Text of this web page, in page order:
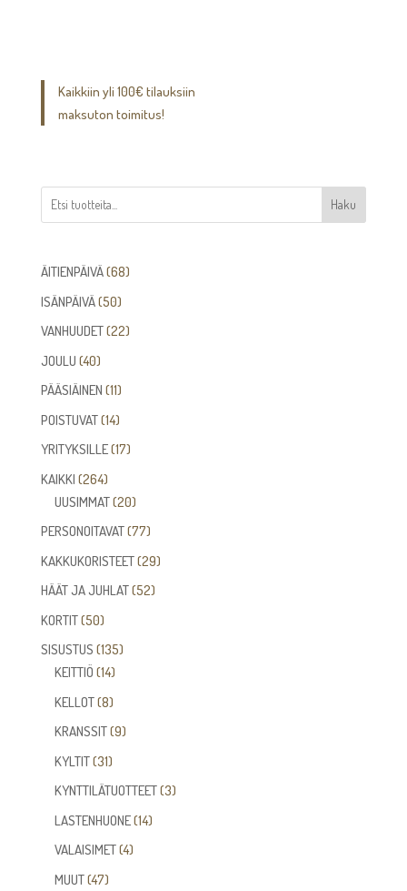
Kaikkiin yli 100€ tilauksiin
maksuton toimitus!
Haku
ÄITIENPÄIVÄ 6868
ISÄNPÄIVÄ 5050
tuotetta
VANHUUDET 2222
JOULU 4040
tuotetta
PÄÄSIÄINEN 1111
tuotetta
POISTUVAT 1414
tuotetta
YRITYKSILLE 1717
KAIKKI 264264
tuotetta
UUSIMMAT 2020
tuotetta
PERSONOITAVAT 7777
tuotetta
KAKKUKORISTEET 2929
HÄÄT JA JUHLAT 5252
KORTIT 5050
tuotetta
SISUSTUS 135135
KEITTIÖ 1414
tuotetta
KELLOT 88
tuotetta
KRANSSIT 99
KYLTIT 3131
tuotetta
KYNTTILÄTUOTTEET 33
LASTENHUONE 1414
VALAISIMET 44
MUUT 4747